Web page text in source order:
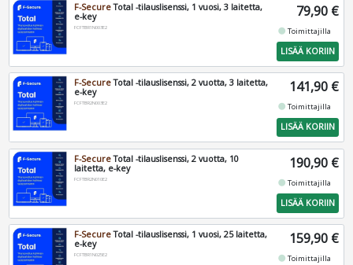
F-SecureTotal -tilauslisenssi, 1 vuosi, 3 laitetta,
e-key
FCFTBR1N003E2
79,90 €
fiber_manual_recordToimittajilla
LISÄÄ KORIIN
F-SecureTotal -tilauslisenssi, 2 vuotta, 3 laitetta,
e-key
FCFTBR2N003E2
141,90 €
fiber_manual_recordToimittajilla
LISÄÄ KORIIN
F-SecureTotal -tilauslisenssi, 2 vuotta, 10
laitetta, e-key
FCFTBR2N010E2
190,90 €
fiber_manual_recordToimittajilla
LISÄÄ KORIIN
F-SecureTotal -tilauslisenssi, 1 vuosi, 25 laitetta,
e-key
FCFTBR1N025E2
159,90 €
fiber_manual_recordToimittajilla